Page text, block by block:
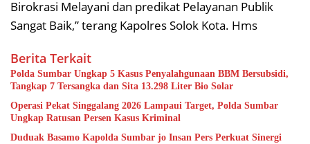
Birokrasi Melayani dan predikat Pelayanan Publik
Sangat Baik,” terang Kapolres Solok Kota. Hms
Berita Terkait
Polda Sumbar Ungkap 5 Kasus Penyalahgunaan BBM Bersubsidi,
Tangkap 7 Tersangka dan Sita 13.298 Liter Bio Solar
Operasi Pekat Singgalang 2026 Lampaui Target, Polda Sumbar
Ungkap Ratusan Persen Kasus Kriminal
Duduak Basamo Kapolda Sumbar jo Insan Pers Perkuat Sinergi